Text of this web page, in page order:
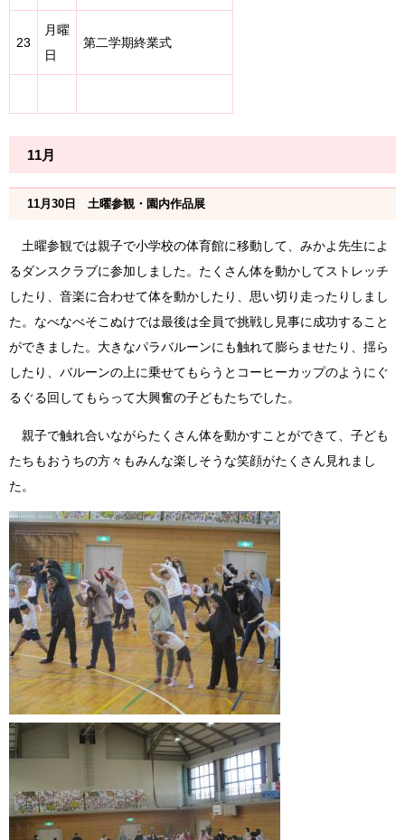
23
月曜
日
第二学期終業式
11月
11月30日 土曜参観・園内作品展
土曜参観では親子で小学校の体育館に移動して、みかよ先生によ
るダンスクラブに参加しました。たくさん体を動かしてストレッチ
したり、音楽に合わせて体を動かしたり、思い切り走ったりしまし
た。なべなべそこぬけでは最後は全員で挑戦し見事に成功すること
ができました。大きなパラバルーンにも触れて膨らませたり、揺ら
したり、バルーンの上に乗せてもらうとコーヒーカップのようにぐ
るぐる回してもらって大興奮の子どもたちでした。
親子で触れ合いながらたくさん体を動かすことができて、子ども
たちもおうちの方々もみんな楽しそうな笑顔がたくさん見れまし
た。